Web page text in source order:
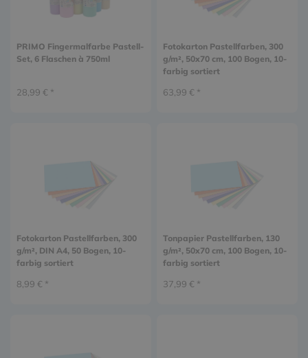
PRIMO Fingermalfarbe Pastell-
Set, 6 Flaschen à 750ml
28,99 € *
Fotokarton Pastellfarben, 300
g/m², 50x70 cm, 100 Bogen, 10-
farbig sortiert
63,99 € *
Fotokarton Pastellfarben, 300
g/m², DIN A4, 50 Bogen, 10-
farbig sortiert
8,99 € *
Tonpapier Pastellfarben, 130
g/m², 50x70 cm, 100 Bogen, 10-
farbig sortiert
37,99 € *